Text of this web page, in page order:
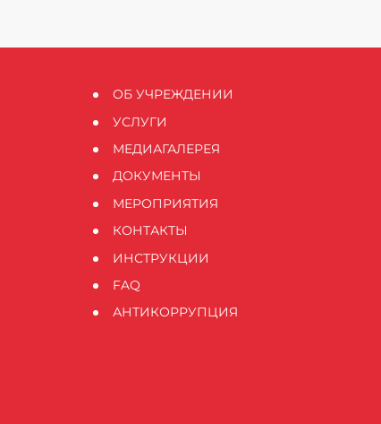
ОБ УЧРЕЖДЕНИИ
УСЛУГИ
МЕДИАГАЛЕРЕЯ
ДОКУМЕНТЫ
МЕРОПРИЯТИЯ
КОНТАКТЫ
ИНСТРУКЦИИ
FAQ
АНТИКОРРУПЦИЯ